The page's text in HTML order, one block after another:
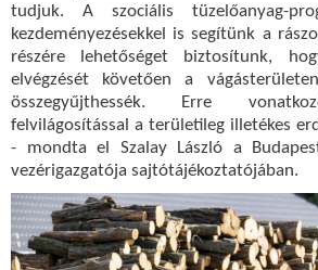
tudjuk. A szociális tüzelőanyag-
kezdeményezésekkel is segítünk a
részére lehetőséget biztosítunk,
elvégzését követően a
összegyűjthessék. Erre
felvilágosítással a területileg illetékes
- mondta el Szalay László a
vezérigazgatója sajtótájékoztatójában.